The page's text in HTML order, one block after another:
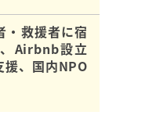
・救援者に宿
Airbnb設立
援、国内NPO